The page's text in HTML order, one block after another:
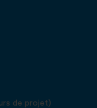
de projet)